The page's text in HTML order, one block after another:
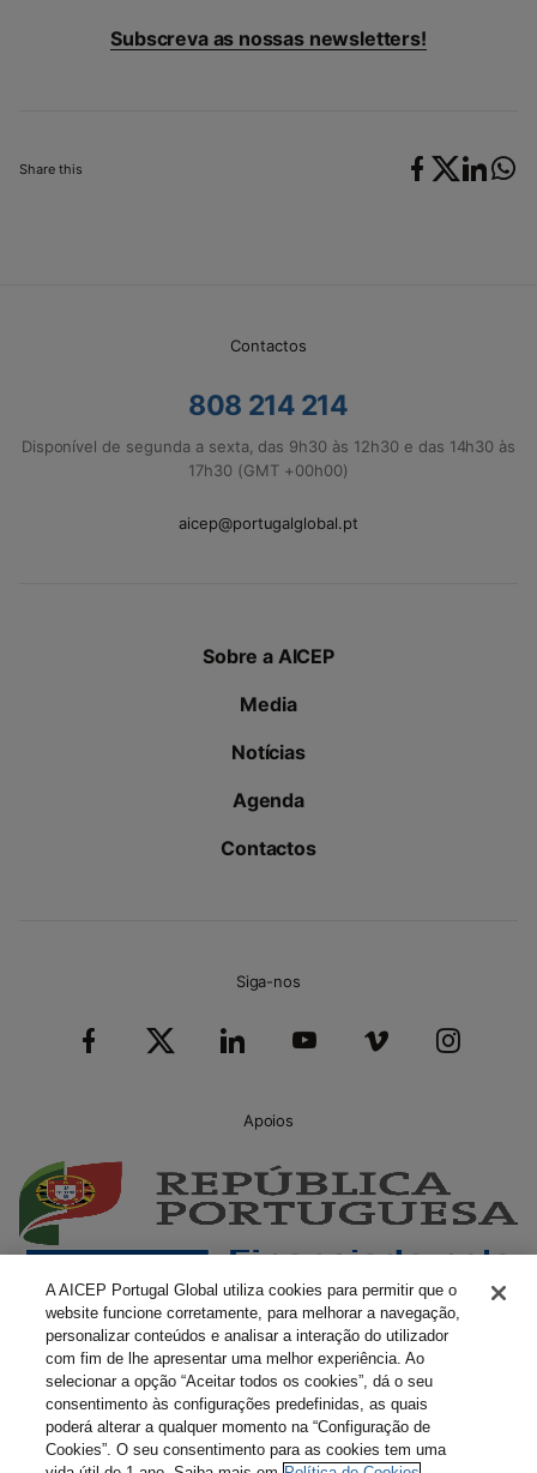
Share this
Subscreva as nossas newsletters!
Contactos
808 214 214
Disponível de segunda a sexta, das 9h30 às 12h30 e das 14h30 às
17h30 (GMT +00h00)
aicep@portugalglobal.pt
Sobre a AICEP
Media
Notícias
Agenda
Contactos
Siga-nos
Apoios
A AICEP Portugal Global utiliza cookies para permitir que o
website funcione corretamente, para melhorar a navegação,
personalizar conteúdos e analisar a interação do utilizador
com fim de lhe apresentar uma melhor experiência. Ao
selecionar a opção “Aceitar todos os cookies”, dá o seu
consentimento às configurações predefinidas, as quais
poderá alterar a qualquer momento na “Configuração de
Cookies”. O seu consentimento para as cookies tem uma